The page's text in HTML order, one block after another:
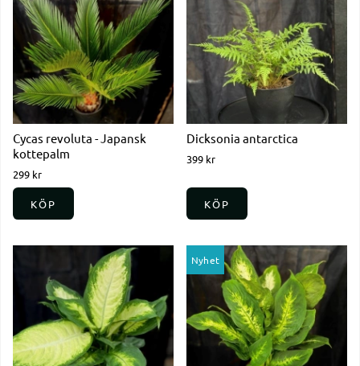
Cycas revoluta - Japansk
kottepalm
299 kr
KÖP
Dicksonia antarctica
399 kr
KÖP
Nyhet